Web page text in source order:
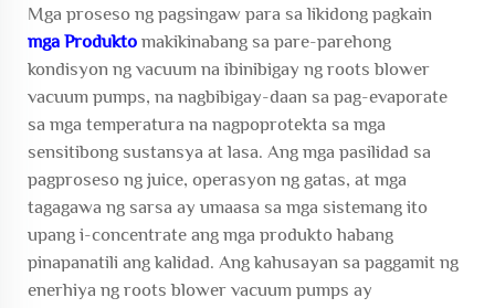
Mga proseso ng pagsingaw para sa likidong pagkain
mga Produkto makikinabang sa pare-parehong
kondisyon ng vacuum na ibinibigay ng roots blower
vacuum pumps, na nagbibigay-daan sa pag-evaporate
sa mga temperatura na nagpoprotekta sa mga
sensitibong sustansya at lasa. Ang mga pasilidad sa
pagproseso ng juice, operasyon ng gatas, at mga
tagagawa ng sarsa ay umaasa sa mga sistemang ito
upang i-concentrate ang mga produkto habang
pinapanatili ang kalidad. Ang kahusayan sa paggamit ng
enerhiya ng roots blower vacuum pumps ay